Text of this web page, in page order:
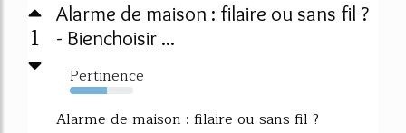
1
Alarme de maison : filaire ou sans fil ?
- Bienchoisir ...
Pertinence
58%
Alarme de maison : filaire ou sans fil ?